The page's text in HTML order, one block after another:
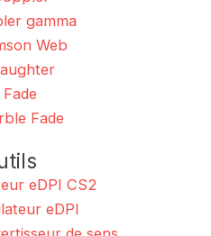
gamma
Web
Fade
Fade
eDPI CS2
eDPI